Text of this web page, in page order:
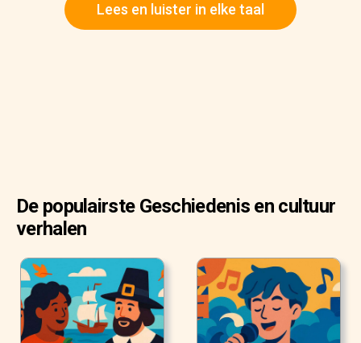
Lees en luister in elke taal
De populairste Geschiedenis en cultuur
verhalen